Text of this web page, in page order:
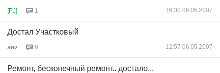
[PJ] 1 16:30 06.05.2007
Достал Участковый
aav 6 12:57 06.05.2007
Ремонт, бесконечный ремонт.. достало...